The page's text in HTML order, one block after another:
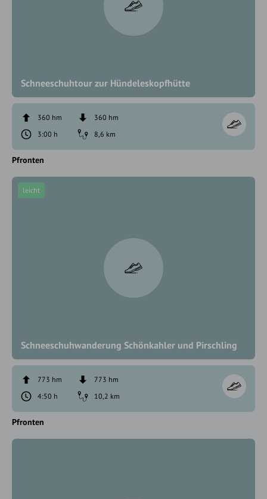
Schneeschuhtour zur Hündeleskopfhütte
360 hm
360 hm
3:00 h
8,6 km
Pfronten
Schneeschuhwanderung Schönkahler und Pirschling
leicht
773 hm
773 hm
4:50 h
10,2 km
Pfronten